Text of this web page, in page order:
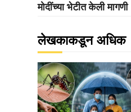
मोदींच्या भेटीत केली मागणी
लेखकाकडून अधिक